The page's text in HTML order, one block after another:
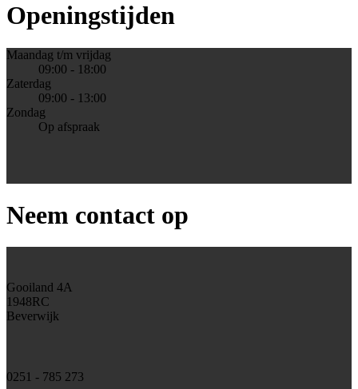
Openingstijden
Maandag t/m vrijdag
09:00 - 18:00
Zaterdag
09:00 - 13:00
Zondag
Op afspraak
Neem contact op
Gooiland 4A
1948RC
Beverwijk
0251 - 785 273